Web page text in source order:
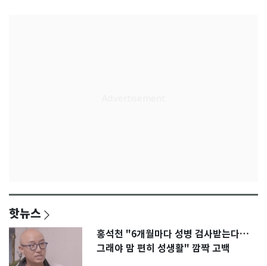
핫뉴스
홍석천 "6개월마다 성병 검사받는다…
그래야 맘 편히 성생활" 깜짝 고백